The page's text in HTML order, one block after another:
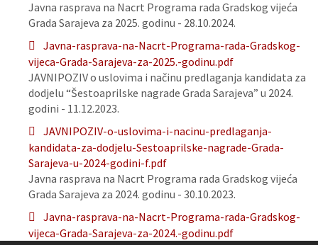
Javna rasprava na Nacrt Programa rada Gradskog vijeća
Grada Sarajeva za 2025. godinu - 28.10.2024.
Javna-rasprava-na-Nacrt-Programa-rada-Gradskog-
vijeca-Grada-Sarajeva-za-2025.-godinu.pdf
JAVNIPOZIV o uslovima i načinu predlaganja kandidata za
dodjelu “Šestoaprilske nagrade Grada Sarajeva” u 2024.
godini - 11.12.2023.
JAVNIPOZIV-o-uslovima-i-nacinu-predlaganja-
kandidata-za-dodjelu-Sestoaprilske-nagrade-Grada-
Sarajeva-u-2024-godini-f.pdf
Javna rasprava na Nacrt Programa rada Gradskog vijeća
Grada Sarajeva za 2024. godinu - 30.10.2023.
Javna-rasprava-na-Nacrt-Programa-rada-Gradskog-
vijeca-Grada-Sarajeva-za-2024.-godinu.pdf